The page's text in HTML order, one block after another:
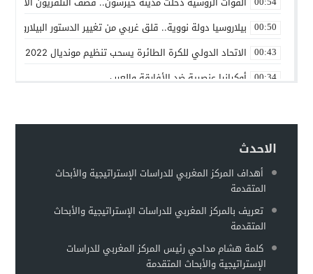
00:50 بيلاروسيا دولة نووية.. قلق غربي من تغيير الدستور
00:43 الاتحاد الدولي للكرة الطائرة يسحب تنظيم مونديال 2022 من روسيا
00:34 أوكرانيا عنصرية ضد الأفارقة والعرب
00:22 حماقات بوتين – عماد السنوني
00:18 توقعات بهروب 7 مليون أوكراني من الحرب تجاه الحدود الأوروبية
00:13 مطالبات للفيفا بفرض عقوبات على إسرائيل على غرار التعامل
وزير الخارجية الروسي: أوكرانيا تخطط لاستعادة سلاحها النووية
الاحدث
أهداف المركز المغربي للدراسات الإستراتيجية والأبحاث
المتقدمة
تعريف بالمركز المغربي للدراسات الإستراتيجية والأبحاث
المتقدمة
كلمة هشام مداحي رئيس المركز المغربي للدراسات
الإستراتيجية والأبحاث المتقدمة